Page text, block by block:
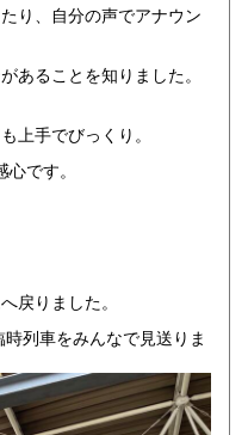
り、自分の声でアナウン
あることを知りました。
上手でびっくり。
です。
戻りました。
列車をみんなで見送りま